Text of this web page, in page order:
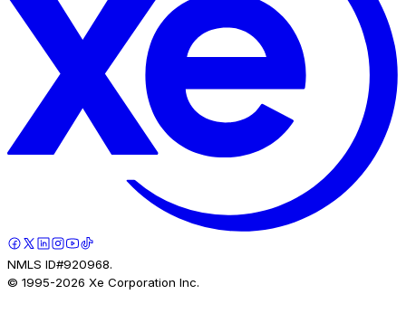
NMLS ID#920968.
© 1995-2026 Xe Corporation Inc.